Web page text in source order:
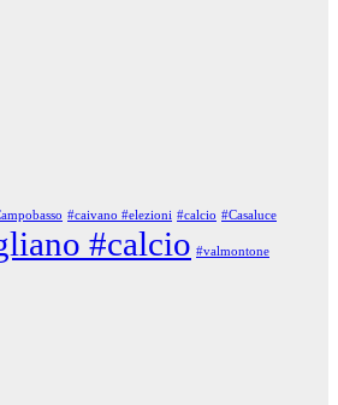
#caivano #elezioni #calcio #Casaluce
#calcio #valmontone